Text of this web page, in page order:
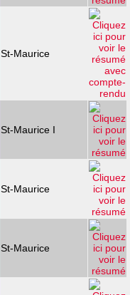
St-Maurice
St-Maurice I
St-Maurice
St-Maurice